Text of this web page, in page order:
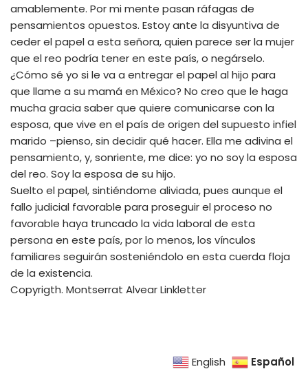
amablemente. Por mi mente pasan ráfagas de
pensamientos opuestos. Estoy ante la disyuntiva de
ceder el papel a esta señora, quien parece ser la mujer
que el reo podría tener en este país, o negárselo.
¿Cómo sé yo si le va a entregar el papel al hijo para
que llame a su mamá en México? No creo que le haga
mucha gracia saber que quiere comunicarse con la
esposa, que vive en el país de origen del supuesto infiel
marido –pienso, sin decidir qué hacer. Ella me adivina el
pensamiento, y, sonriente, me dice: yo no soy la esposa
del reo. Soy la esposa de su hijo.
Suelto el papel, sintiéndome aliviada, pues aunque el
fallo judicial favorable para proseguir el proceso no
favorable haya truncado la vida laboral de esta
persona en este país, por lo menos, los vínculos
familiares seguirán sosteniéndolo en esta cuerda floja
de la existencia.
Copyrigth. Montserrat Alvear Linkletter
English Español